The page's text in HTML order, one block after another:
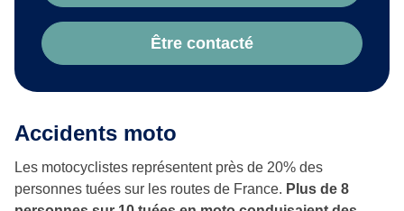
Être contacté
Accidents moto
Les motocyclistes représentent près de 20% des
personnes tuées sur les routes de France. Plus de 8